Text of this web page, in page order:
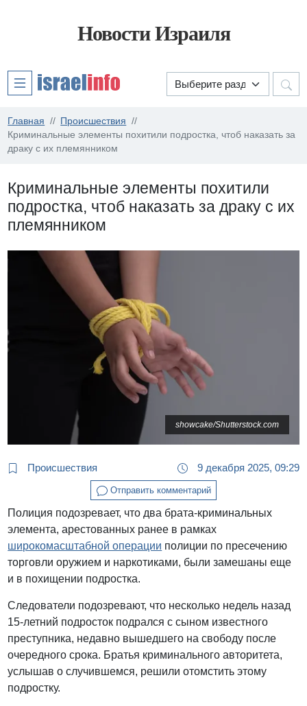
Новости Израиля
Главная
Происшествия
Криминальные элементы похитили подростка, чтоб наказать за
драку с их племянником
Криминальные элементы похитили
подростка, чтоб наказать за драку с их
племянником
showcake/Shutterstock.com
Происшествия 9 декабря 2025, 09:29
Отправить комментарий
Полиция подозревает, что два брата-криминальных
элемента, арестованных ранее в рамках
широкомасштабной операции полиции по пресечению
торговли оружием и наркотиками, были замешаны еще
и в похищении подростка.
Следователи подозревают, что несколько недель назад
15-летний подросток подрался с сыном известного
преступника, недавно вышедшего на свободу после
очередного срока. Братья криминального авторитета,
услышав о случившемся, решили отомстить этому
подростку.